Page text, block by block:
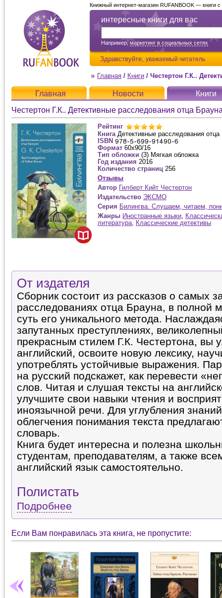
интересные книги для вас
Например,маркетинг в социальных сетях
Здравствуйте, уважаемый читатель
Книжный интернет-магазин RUFANBOOK — книги
Главная / Книги / Честертон Г.К..
Главная Новости
Книги
Честертон Г.К.. Детективные расследования отца
Рейтинг
Книга Детективные расследования
ISBN
Формат 60x90/16
Тип обложки (3) Мягкая обложка
Год издания 2016
Количество страниц 256
Отзывы
Автор Гилберт Кийт Честертон
Издательство ЭКСМО
Серия Билингва. Слушаем, читаем,
Жанры Иностранные языки,
литература, Классические детективы
От издателя
Сборник состоит из рассказов о самых
расследованиях отца Брауна, в полной
суть его уникального метода.
запутанных преступлениях,
прекрасным стилем Г.К. Честертона, вы
английский, освоите новую лексику,
употреблять устойчивые выражения.
на русский подскажет, как перевести
слов. Читая и слушая тексты на
улучшите свои навыки чтения и
иноязычной речи. Для углубления
облегчения понимания текста
словарь.
Книга будет интересна и полезна
студентам, преподавателям, а также
английский язык самостоятельно.
Полистать
Подробнее
Если Вам понравилась эта книга, не пропустите: